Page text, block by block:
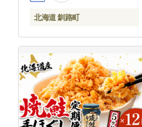
北海道 釧路町